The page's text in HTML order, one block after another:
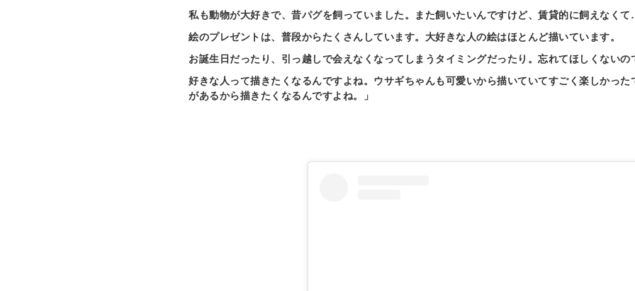
私も動物が大好きで、昔パグを飼っていました。また飼いたいんですけど、賃貸的に飼えなくて
絵のプレゼントは、普段からたくさんしています。大好きな人の絵はほとんど描いています。
お誕生日だったり、引っ越しで会えなくなってしまうタイミングだったり。忘れてほしくないの
好きな人って描きたくなるんですよね。ウサギちゃんも可愛いから描いていてすごく楽しかった
があるから描きたくなるんですよね。」